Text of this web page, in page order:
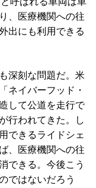
、医療機関への往
出にも利用できる
深刻な問題だ。米
ネイバーフッド・
して公道を走行で
行われてきた。し
できるライドシェ
、医療機関への往
できる。今後こう
ではないだろう